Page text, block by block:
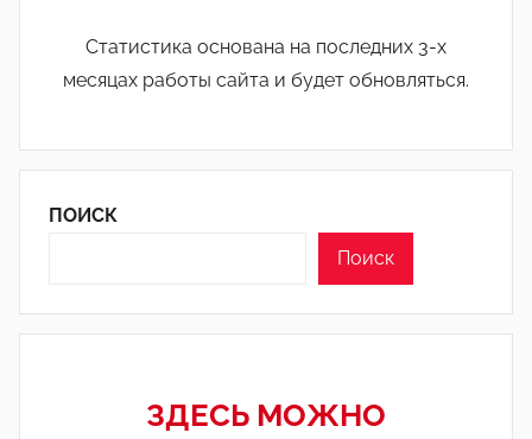
Статистика основана на последних 3-х
месяцах работы сайта и будет обновляться.
ПОИСК
Поиск
ЗДЕСЬ МОЖНО